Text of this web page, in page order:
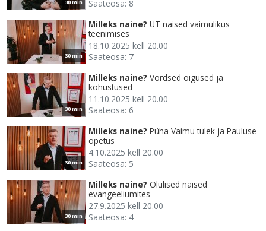
30 min
Saateosa: 8
30 min
Milleks naine? UT naised vaimulikus
teenimises
18.10.2025 kell 20.00
Saateosa: 7
30 min
Milleks naine? Võrdsed õigused ja
kohustused
11.10.2025 kell 20.00
Saateosa: 6
30 min
Milleks naine? Püha Vaimu tulek ja Pauluse
õpetus
4.10.2025 kell 20.00
Saateosa: 5
30 min
Milleks naine? Olulised naised
evangeeliumites
27.9.2025 kell 20.00
Saateosa: 4